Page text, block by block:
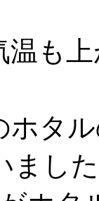
温も
ホタ
まし